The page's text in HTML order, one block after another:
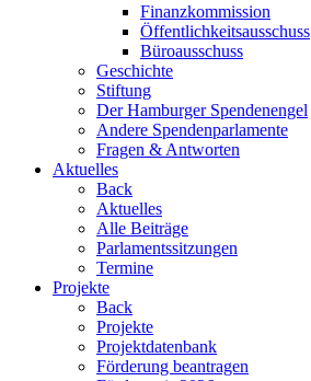
Finanzkommission
Öffentlichkeitsausschuss
Büroausschuss
Geschichte
Stiftung
Der Hamburger Spendenengel
Andere Spendenparlamente
Fragen & Antworten
Aktuelles
Back
Aktuelles
Alle Beiträge
Parlamentssitzungen
Termine
Projekte
Back
Projekte
Projektdatenbank
Förderung beantragen